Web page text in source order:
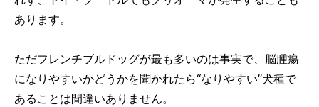
あります。
ただフレンチブルドッグが最も多いのは事実で、脳腫瘍
になりやすいかどうかを聞かれたら“なりやすい”犬種で
あることは間違いありません。